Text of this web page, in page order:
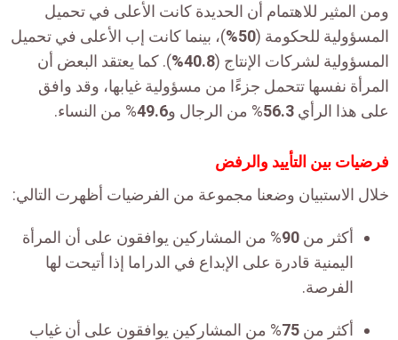
ومن المثير للاهتمام أن الحديدة كانت الأعلى في تحميل
المسؤولية للحكومة (50%
)، بينما كانت إب الأعلى في تحميل
المسؤولية لشركات الإنتاج (40.8%
). كما يعتقد البعض أن
المرأة نفسها تتحمل جزءًا من مسؤولية غيابها، وقد وافق
على هذا الرأي 56.3% من الرجال و49.6% من النساء.
فرضيات بين التأييد والرفض
خلال الاستبيان وضعنا مجموعة من الفرضيات أظهرت التالي:
أكثر من 90% من المشاركين يوافقون على أن المرأة
اليمنية قادرة على الإبداع في الدراما إذا أتيحت لها
الفرصة.
أكثر من 75% من المشاركين يوافقون على أن غياب